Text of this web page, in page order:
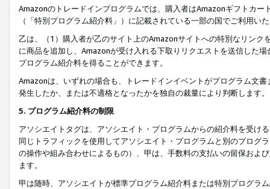
Amazonのトレードインプログラムでは、購入者はAmazonギフトカ
（「特別プログラム紹介料」）に記載されている一部の国でご利用い
乙は、（1）購入者が乙のサイト上のAmazonサイトへの特別なリン
に商品を追加し、Amazonが受け入れる下取りリクエストを送信した
プログラム紹介料を得ることができます。
Amazonは、いずれの場合も、トレードインイベントがプログラム文
発生したか、または不適格となったかを独自の裁量により判断します。
5. プログラム紹介料の制限
アソシエイトタグは、アソシエイト・プログラムからの紹介料を受け
同じトラフィックを使用してアソシエイト・プログラムと別のプログ
の操作や組み合わせによるもの）、甲は、手数料の支払いの留保およ
ます。
甲は随時、アソシエイトが標準プログラム紹介料または特別プログラ